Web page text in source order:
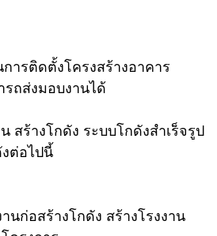
การติดตั้งโครงสร้างอาคาร
ถส่งมอบงานได้
สร้างโกดัง ระบบโกดังสำเร็จรูป​
งต่อไปนี้
นก่อสร้างโกดัง สร้างโรงงาน​